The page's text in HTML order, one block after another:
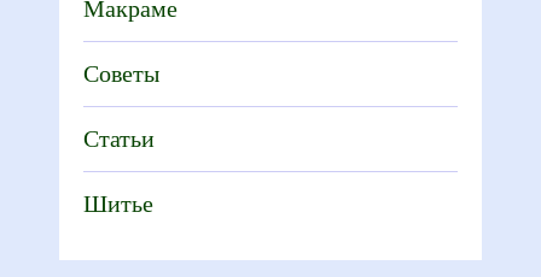
Макраме
Советы
Статьи
Шитье